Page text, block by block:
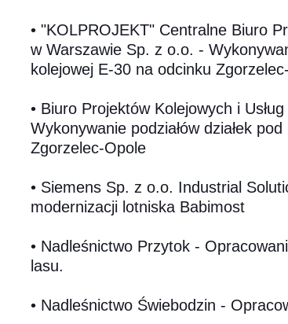
• "KOLPROJEKT" Centralne Biuro
w Warszawie Sp. z o.o. -
kolejowej E-30 na odcinku
• Biuro Projektów Kolejowych i
Wykonywanie podziałów działek
Zgorzelec-Opole
• Siemens Sp. z o.o. Industrial
modernizacji lotniska Babimost
• Nadleśnictwo Przytok -
lasu.
• Nadleśnictwo Świebodzin -